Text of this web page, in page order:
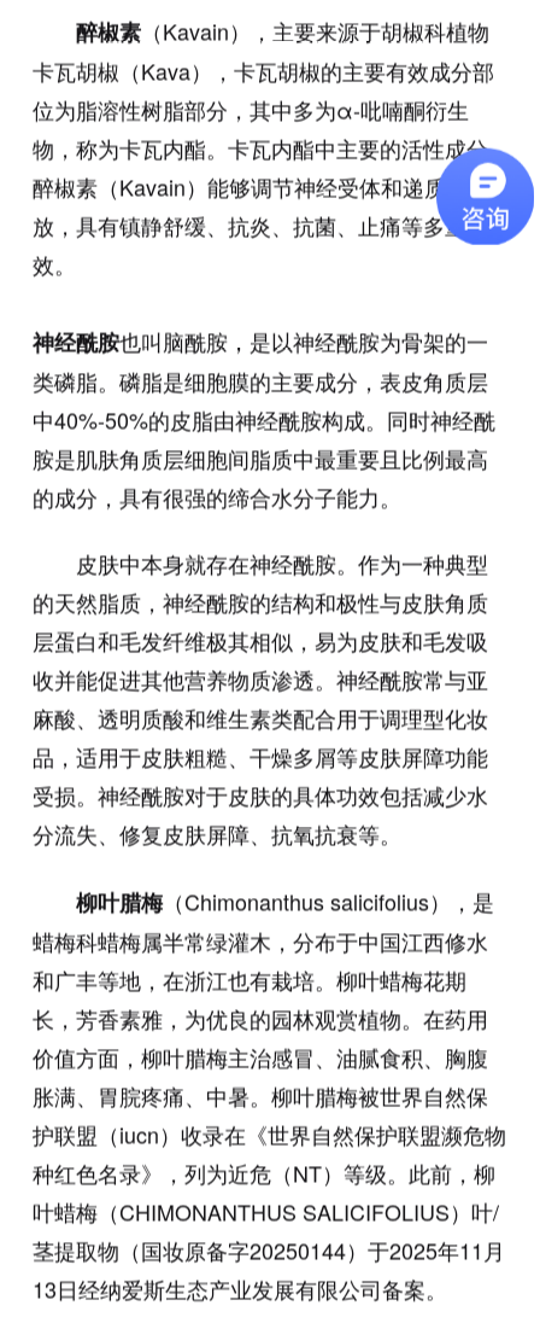
醉椒素（Kavain），主要来源于胡椒科植物
卡瓦胡椒（Kava），卡瓦胡椒的主要有效成分部
位为脂溶性树脂部分，其中多为α-吡喃酮衍生
物，称为卡瓦内酯。卡瓦内酯中主要的活性成分
醉椒素（Kavain）能够调节神经受体和递质的释
放，具有镇静舒缓、抗炎、抗菌、止痛等多重功
效。
神经酰胺也叫脑酰胺，是以神经酰胺为骨架的一
类磷脂。磷脂是细胞膜的主要成分，表皮角质层
中40%-50%的皮脂由神经酰胺构成。同时神经酰
胺是肌肤角质层细胞间脂质中最重要且比例最高
的成分，具有很强的缔合水分子能力。
皮肤中本身就存在神经酰胺。作为一种典型
的天然脂质，神经酰胺的结构和极性与皮肤角质
层蛋白和毛发纤维极其相似，易为皮肤和毛发吸
收并能促进其他营养物质渗透。神经酰胺常与亚
麻酸、透明质酸和维生素类配合用于调理型化妆
品，适用于皮肤粗糙、干燥多屑等皮肤屏障功能
受损。神经酰胺对于皮肤的具体功效包括减少水
分流失、修复皮肤屏障、抗氧抗衰等。
柳叶腊梅（Chimonanthus salicifolius），是
蜡梅科蜡梅属半常绿灌木，分布于中国江西修水
和广丰等地，在浙江也有栽培。柳叶蜡梅花期
长，芳香素雅，为优良的园林观赏植物。在药用
价值方面，柳叶腊梅主治感冒、油腻食积、胸腹
胀满、胃脘疼痛、中暑。柳叶腊梅被世界自然保
护联盟（iucn）收录在《世界自然保护联盟濒危物
种红色名录》，列为近危（NT）等级。此前，柳
叶蜡梅（CHIMONANTHUS SALICIFOLIUS）叶/
茎提取物（国妆原备字20250144）于2025年11月
13日经纳爱斯生态产业发展有限公司备案。